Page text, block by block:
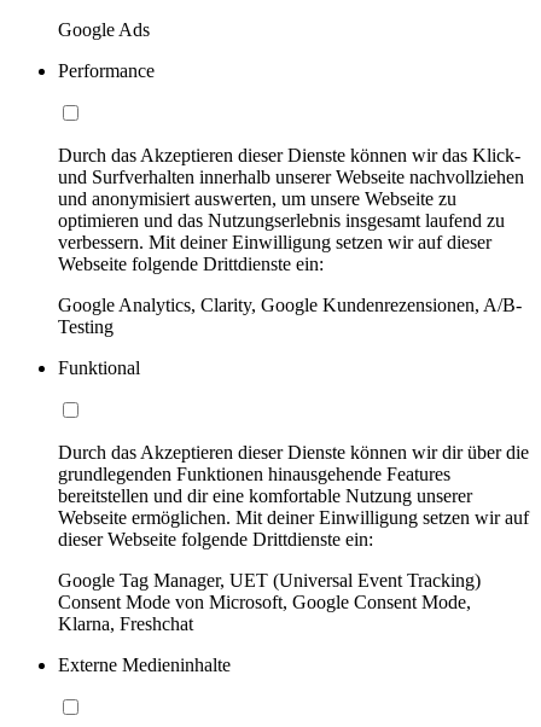
Google Ads
Performance
Durch das Akzeptieren dieser Dienste können wir das Klick-
und Surfverhalten innerhalb unserer Webseite nachvollziehen
und anonymisiert auswerten, um unsere Webseite zu
optimieren und das Nutzungserlebnis insgesamt laufend zu
verbessern. Mit deiner Einwilligung setzen wir auf dieser
Webseite folgende Drittdienste ein:
Google Analytics, Clarity, Google Kundenrezensionen, A/B-
Testing
Funktional
Durch das Akzeptieren dieser Dienste können wir dir über die
grundlegenden Funktionen hinausgehende Features
bereitstellen und dir eine komfortable Nutzung unserer
Webseite ermöglichen. Mit deiner Einwilligung setzen wir auf
dieser Webseite folgende Drittdienste ein:
Google Tag Manager, UET (Universal Event Tracking)
Consent Mode von Microsoft, Google Consent Mode,
Klarna, Freshchat
Externe Medieninhalte